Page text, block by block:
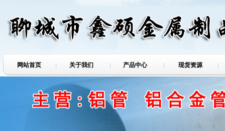
网站首页 关于我们 产品中心 现货资源